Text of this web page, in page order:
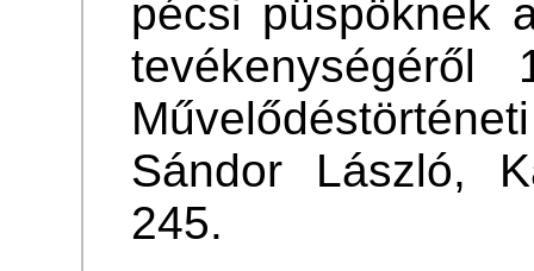
pécsi püspöknek
tevékenységéről
Sándor László,
245.